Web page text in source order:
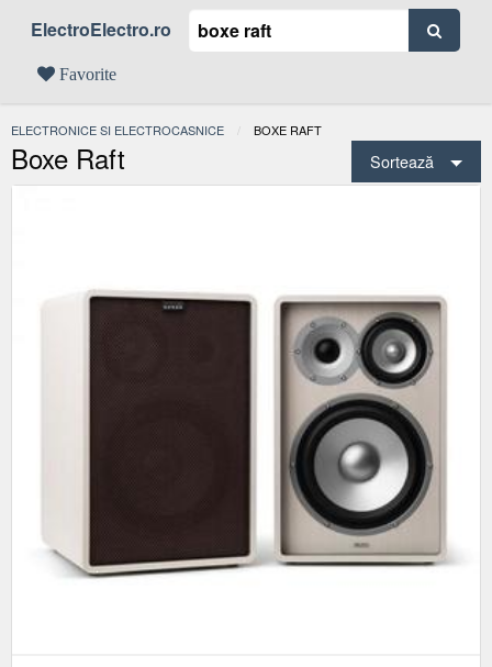
ElectroElectro.ro
Favorite
ELECTRONICE SI ELECTROCASNICE ACTUAL:
BOXE RAFT
Boxe Raft Sortează